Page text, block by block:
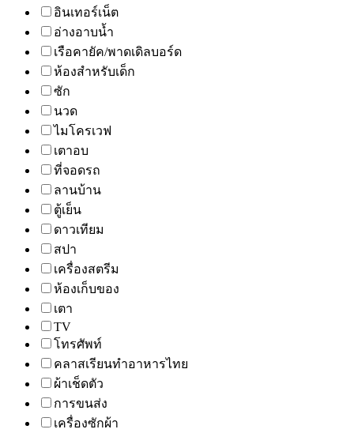
อินเทอร์เน็ต
อ่างอาบน้ำ
เรือคายัค/พาดเดิลบอร์ด
ห้องสำหรับเด็ก
ซัก
นวด
ไมโครเวฟ
เตาอบ
ที่จอดรถ
ลานบ้าน
ตู้เย็น
ดาวเทียม
สปา
เครื่องสตรีม
ห้องเก็บของ
เตา
TV
โทรศัพท์
คลาสเรียนทำอาหารไทย
ผ้าเช็ดตัว
การขนส่ง
เครื่องซักผ้า